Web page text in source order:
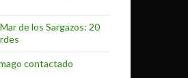
de los Sargazos: 20
contactado